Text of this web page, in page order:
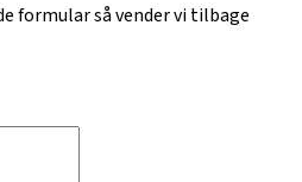
formular så vender vi tilbage